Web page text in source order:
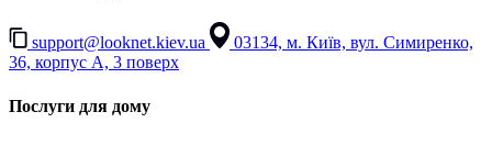
support@looknet.kiev.ua
03134, м. Київ, вул. Симиренко,
36, корпус А, 3 поверх
Послуги для дому